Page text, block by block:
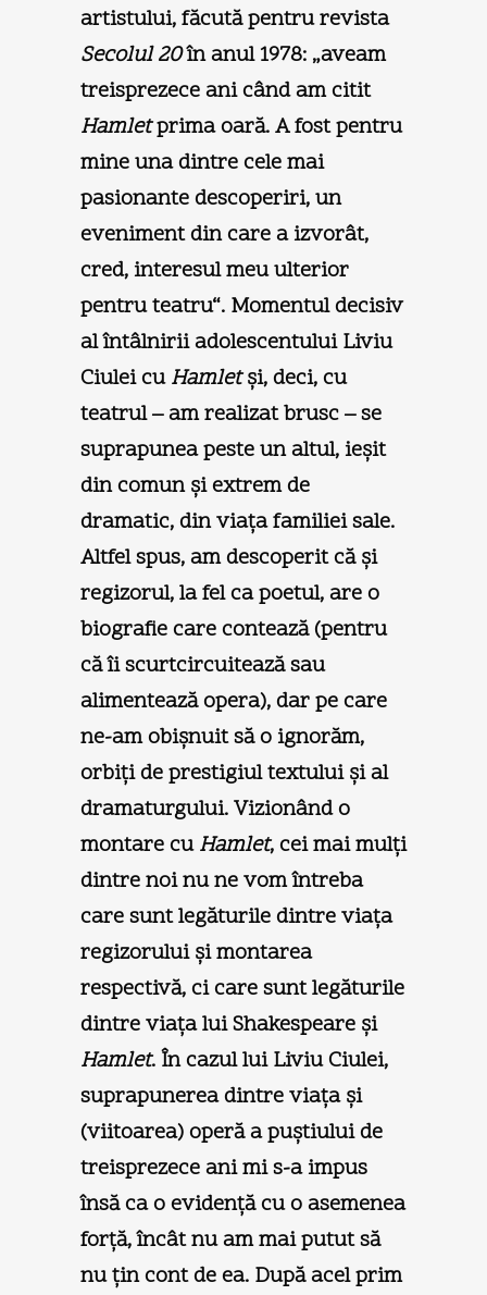
artistului, făcută pentru revista
Secolul 20în anul 1978: „aveam
treisprezece ani când am citit
Hamletprima oară. A fost pentru
mine una dintre cele mai
pasionante descoperiri, un
eveniment din care a izvorât,
cred, interesul meu ulterior
pentru teatru“. Momentul decisiv
al întâlnirii adolescentului Liviu
Ciulei cuHamletşi, deci, cu
teatrul – am realizat brusc – se
suprapunea peste un altul, ieşit
din comun şi extrem de
dramatic, din viaţa familiei sale.
Altfel spus, am descoperit că şi
regizorul, la fel ca poetul, are o
biografie care contează (pentru
că îi scurtcircuitează sau
alimentează opera), dar pe care
ne-am obişnuit să o ignorăm,
orbiţi de prestigiul textului şi al
dramaturgului. Vizionând o
montare cuHamlet, cei mai mulţi
dintre noi nu ne vom întreba
care sunt legăturile dintre viaţa
regizorului şi montarea
respectivă, ci care sunt legăturile
dintre viaţa lui Shakespeare şi
Hamlet. În cazul lui Liviu Ciulei,
suprapunerea dintre viaţa şi
(viitoarea) operă a puştiului de
treisprezece ani mi s-a impus
însă ca o evidenţă cu o asemenea
forţă, încât nu am mai putut să
nu ţin cont de ea. După acel prim